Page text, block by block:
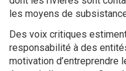
les moyens de
Des voix critiques
responsabilité à des
motivation d’entreprendre